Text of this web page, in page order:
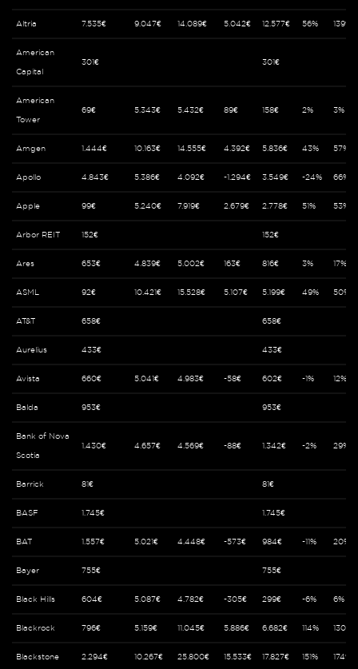
Altria 7.535€ 9.047€ 14.089€ 5.042€ 12.577€ 56% 139%
American
Capital
301€ 301€
American
Tower
69€ 5.343€ 5.432€ 89€ 158€ 2% 3%
Amgen 1.444€ 10.163€ 14.555€ 4.392€ 5.836€ 43% 57%
Apollo 4.843€ 5.386€ 4.092€ -1.294€ 3.549€ -24% 66%
Apple 99€ 5.240€ 7.919€ 2.679€ 2.778€ 51% 53%
Arbor REIT 152€ 152€
Ares 653€ 4.839€ 5.002€ 163€ 816€ 3% 17%
ASML 92€ 10.421€ 15.528€ 5.107€ 5.199€ 49% 50%
AT&T 658€ 658€
Aurelius 433€ 433€
Avista 660€ 5.041€ 4.983€ -58€ 602€ -1% 12%
Balda 953€ 953€
Bank of Nova
Scotia
1.430€ 4.657€ 4.569€ -88€ 1.342€ -2% 29%
Barrick 81€ 81€
BASF 1.745€ 1.745€
BAT 1.557€ 5.021€ 4.448€ -573€ 984€ -11% 20%
Bayer 755€ 755€
Black Hills 604€ 5.087€ 4.782€ -305€ 299€ -6% 6%
Blackrock 796€ 5.159€ 11.045€ 5.886€ 6.682€ 114% 130%
Blackstone 2.294€ 10.267€ 25.800€ 15.533€ 17.827€ 151% 174%